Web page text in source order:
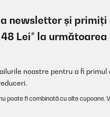
newsletter și primiți
Lei* la următoarea
noastre pentru a fi primul
poate fi combinată cu alte cupoane.